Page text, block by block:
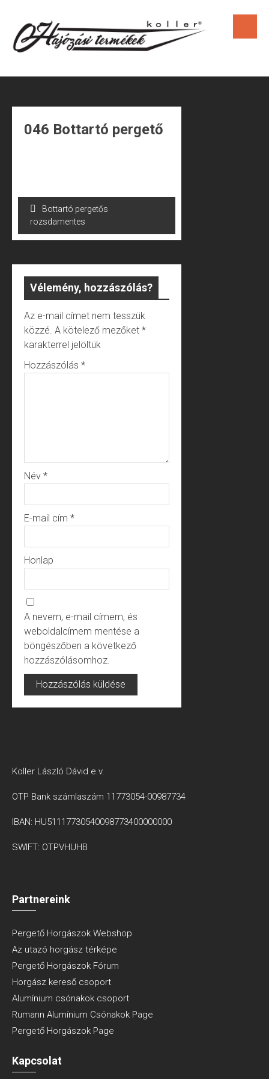
content
046 Bottartó pergető
Bejegyzés
navigáció
Bottartó pergetős
rozsdamentes
Vélemény, hozzászólás?
Az e-mail címet nem tesszük
közzé. A kötelező mezőket *
karakterrel jelöltük
Hozzászólás *
Név *
E-mail cím *
Honlap
A nevem, e-mail címem, és
weboldalcímem mentése a
böngészőben a következő
hozzászólásomhoz.
Koller László Dávid e.v.
OTP Bank számlaszám 11773054-00987734
IBAN: HU51117730540098773400000000
SWIFT: OTPVHUHB
Partnereink
Pergető Horgászok Webshop
Az utazó horgász térképe
Pergető Horgászok Fórum
Horgász kereső csoport
Alumínium csónakok csoport
Rumann Alumínium Csónakok Page
Pergető Horgászok Page
Kapcsolat